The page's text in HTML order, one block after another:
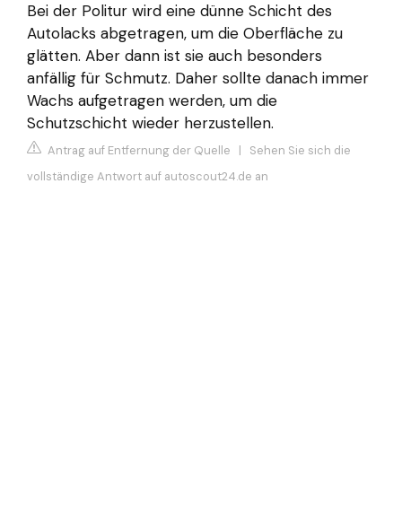
Bei der Politur wird eine dünne Schicht des
Autolacks abgetragen, um die Oberfläche zu
glätten. Aber dann ist sie auch besonders
anfällig für Schmutz. Daher sollte danach immer
Wachs aufgetragen werden, um die
Schutzschicht wieder herzustellen.
Antrag auf Entfernung der Quelle | Sehen Sie sich die
vollständige Antwort auf autoscout24.de an